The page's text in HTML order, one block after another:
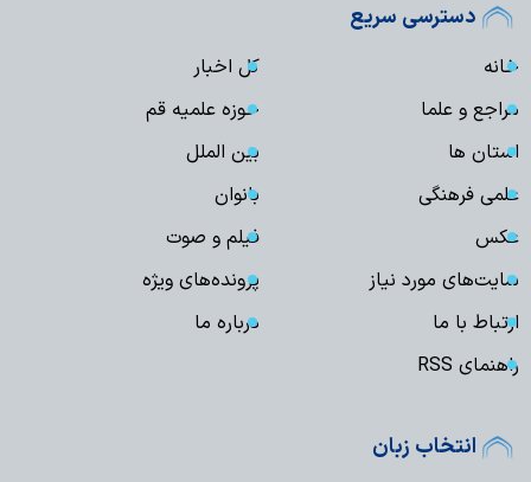
دسترسی سریع
خانه
کل اخبار
مراجع و علما
حوزه علمیه قم
استان ها
بین الملل
علمی فرهنگی
بانوان
عکس
فیلم و صوت
سایت‌های مورد نیاز
پرونده‌های ویژه
ارتباط با ما
درباره ما
راهنمای RSS
انتخاب زبان